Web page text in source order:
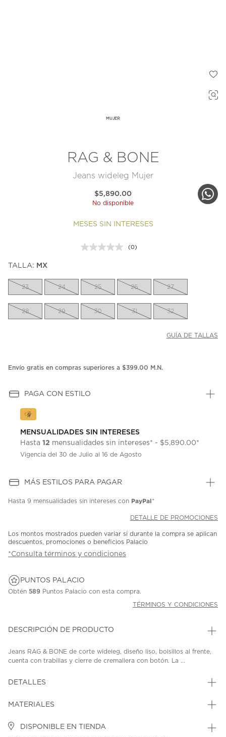
MUJER
RAG & BONE
Jeans wideleg Mujer
$5,890.00
No disponible
MESES SIN INTERESES
Sin
la
misma
(0)
TALLA: MX
23 24 25 26 27
28 29 30 31 32
GUÍA DE TALLAS
Envío gratis en compras superiores a $399.00 M.N.
PAGA CON ESTILO
MENSUALIDADES SIN INTERESES
Hasta 12 mensualidades sin intereses* - $5,890.00*
Vigencia del 30 de Julio al 16 de Agosto
MÁS ESTILOS PARA PAGAR
Hasta 9 mensualidades sin intereses con PayPal*
DETALLE DE PROMOCIONES
Los montos mostrados pueden variar si durante la compra se aplican
descuentos, promociones o beneficios Palacio
*Consulta términos y condiciones
PUNTOS PALACIO
Obtén 589 Puntos Palacio con esta compra.
TÉRMINOS Y CONDICIONES
DESCRIPCIÓN DE PRODUCTO
Jeans RAG & BONE de corte wideleg, diseño liso, bolsillos al frente,
cuenta con trabillas y cierre de cremallera con botón. La ...
DETALLES
MATERIALES
DISPONIBLE EN TIENDA